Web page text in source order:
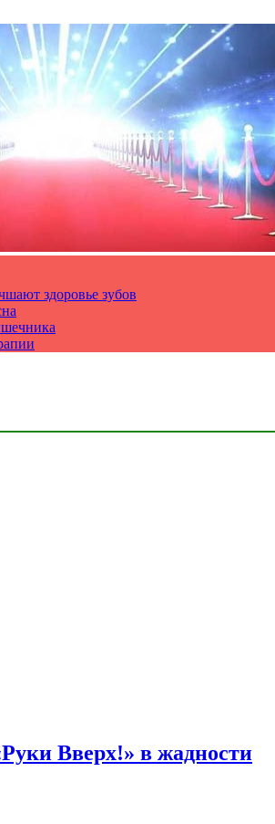
здоровье зубов
Вверх!» в жадности